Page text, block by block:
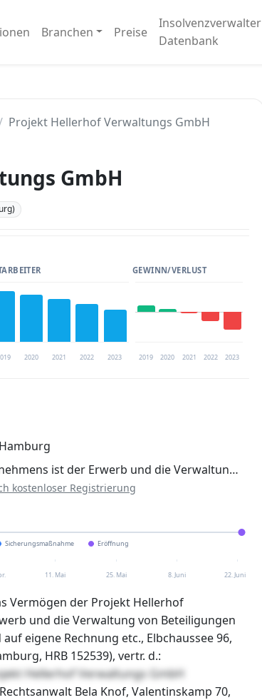
Branchen Preise
Insolvenzverwalter
Datenbank
Projekt Hellerhof Verwaltungs GmbH
GmbH
2020 2021 2022 2023
GEWINN/VERLUST
2019 2020 2021 2022 2023
verfügbar
ist der Erwerb und die Verwaltun…
kostenloser Registrierung
Sicherungsmaßnahme Eröffnung
11. Mai 25. Mai 8. Juni 22. Juni
Vermögen der Projekt Hellerhof
und die Verwaltung von Beteiligungen
eigene Rechnung etc., Elbchaussee 96,
HRB 152539), vertr. d.:
Hellerhof Verwaltungs GmbH
Bela Knof, Valentinskamp 70,